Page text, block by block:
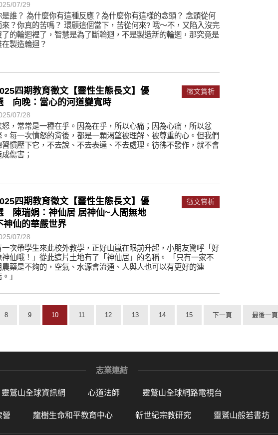
07/29
是誰？ 為什麼你有這種反應？為什麼你有這樣的念頭？ 念頭從何
來？你真的苦嗎？ 環顧這個當下，苦從何來? 哦～不，又陷入沒完
了的輪迴裡了，智慧是為了斷輪迴，不是製造新的輪迴，那究竟是
在製造輪迴？
四期教育徵文【靈性生態長文】優
向晚：當心的河道變寬時
07/28
怒，常常是一種在乎。因為在乎，所以心痛；因為心痛，所以忿
。每一次憤怒的背後，都是一顆渴望被理解、被尊重的心。但我們
習慣壓下它，不去說、不去表達、不去處理。彷彿不發作，就不會
成傷害；
徵文賞析
四期教育徵文【靈性生態長文】優
陳瑞娟：神仙居 居神仙~人間無地
神仙的華嚴世界
07/28
一次帶學生來此校外教學，正好山嵐在眼前升起，小朋友驚呼「好
神仙哦！」從此這片土地有了「神仙居」的名稱。 「只有一家不
農藥是不夠的，空氣、水源會流通、人與人也可以有更好的連
」
徵文賞析
8 9 10 11 12 13 14 15 下一頁 最後一頁
志業連結
靈鷲山全球資訊網 心道法師 靈鷲山全球網路電視台
營 龍樹生命和平教育中心 新世紀宗教研究 靈鷲山般若書坊